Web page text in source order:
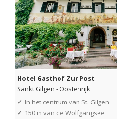
Hotel Gasthof Zur Post
Sankt Gilgen -Oostenrijk
✓ In het centrum van St. Gilgen
✓ 150 m van de Wolfgangsee